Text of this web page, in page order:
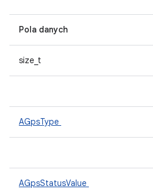
Pola danych
size_t
AGpsType
AGpsStatusValue